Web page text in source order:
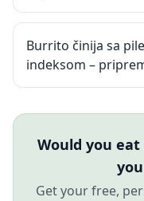
Burrito činija sa
indeksom –
Would you
Get your free,